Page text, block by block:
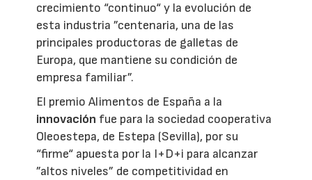
crecimiento “continuo“ y la evolución de
esta industria ”centenaria, una de las
principales productoras de galletas de
Europa, que mantiene su condición de
empresa familiar”.
El premio Alimentos de España a la
innovación fue para la sociedad cooperativa
Oleoestepa, de Estepa (Sevilla), por su
“firme“ apuesta por la I+D+i para alcanzar
”altos niveles” de competitividad en